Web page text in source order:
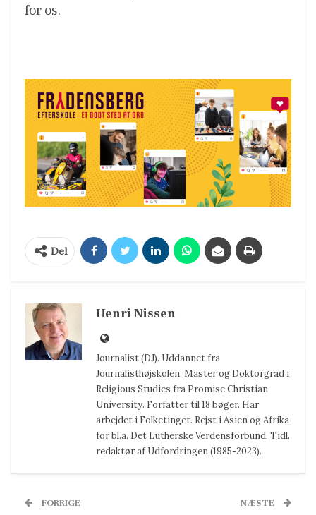
for os.
Del
Henri Nissen
Journalist (DJ). Uddannet fra
Journalisthøjskolen. Master og Doktorgrad i
Religious Studies fra Promise Christian
University. Forfatter til 18 bøger. Har
arbejdet i Folketinget. Rejst i Asien og Afrika
for bl.a. Det Lutherske Verdensforbund. Tidl.
redaktør af Udfordringen (1985-2023).
FORRIGE NÆSTE